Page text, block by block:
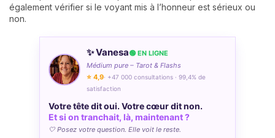
également vérifier si le voyant mis à l’honneur est sérieux ou
non.
✨ Vanesa🟢 EN LIGNE
Médium pure – Tarot & Flashs
⭐ 4,9· +47 000 consultations · 99,4% de
satisfaction
Votre tête dit oui. Votre cœur dit non.
Et si on tranchait, là, maintenant ?
🤍 Posez votre question. Elle voit le reste.